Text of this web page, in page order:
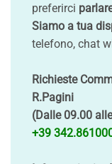
preferirci
Siamo a tua
telefono, chat
Richieste
R.Pagini
(Dalle 09.00
+39